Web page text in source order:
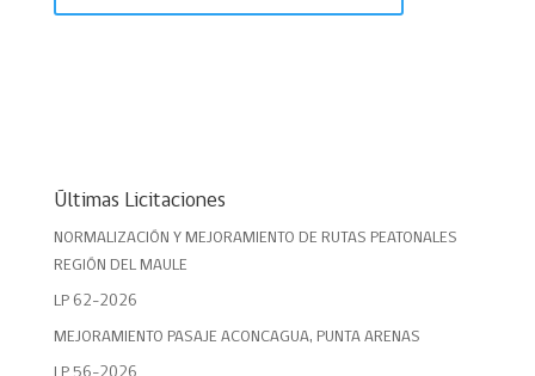
Últimas Licitaciones
NORMALIZACIÓN Y MEJORAMIENTO DE RUTAS PEATONALES
REGIÓN DEL MAULE
LP 62-2026
MEJORAMIENTO PASAJE ACONCAGUA, PUNTA ARENAS